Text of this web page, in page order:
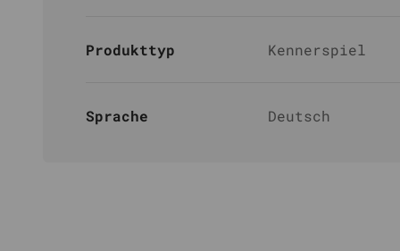
Produkttyp Kennerspiel
Sprache Deutsch